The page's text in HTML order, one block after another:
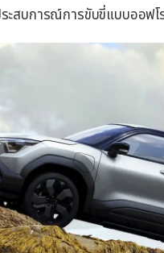
ระสบการณ์การขับขี่แบบออฟ